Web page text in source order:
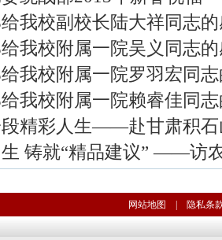
我校副校长陆大祥同志
我校附属一院吴义同志
我校附属一院罗羽宏同
我校附属一院赖睿佳同
精彩人生——赴甘肃积石
铸就“精品建议” ——访
网站地图 隐私条